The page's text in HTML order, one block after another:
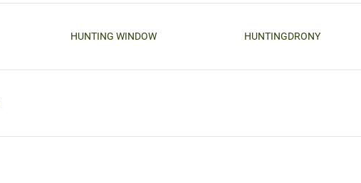
HUNTING WINDOW HUNTINGDRONY